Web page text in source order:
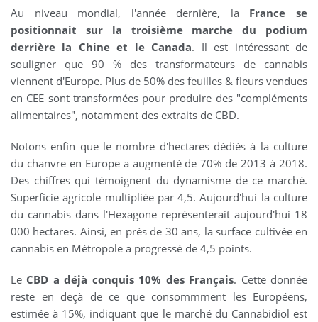
Au niveau mondial, l'année dernière, la France se
positionnait sur la troisième marche du podium
derrière la Chine et le Canada. Il est intéressant de
souligner que 90 % des transformateurs de cannabis
viennent d'Europe. Plus de 50% des feuilles & fleurs vendues
en CEE sont transformées pour produire des "compléments
alimentaires", notamment des extraits de CBD.
Notons enfin que le nombre d'hectares dédiés à la culture
du chanvre en Europe a augmenté de 70% de 2013 à 2018.
Des chiffres qui témoignent du dynamisme de ce marché.
Superficie agricole multipliée par 4,5. Aujourd'hui la culture
du cannabis dans l'Hexagone représenterait aujourd'hui 18
000 hectares. Ainsi, en près de 30 ans, la surface cultivée en
cannabis en Métropole a progressé de 4,5 points.
Le CBD a déjà conquis 10% des Français. Cette donnée
reste en deçà de ce que consommment les Européens,
estimée à 15%, indiquant que le marché du Cannabidiol est